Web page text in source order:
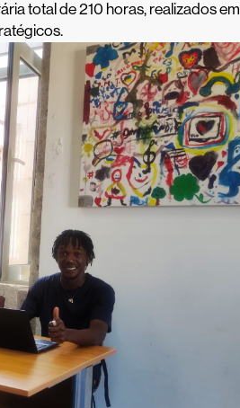
total de 210 horas, realizados em